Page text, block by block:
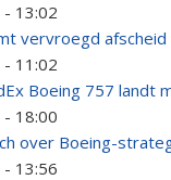
13:02
vervroegd afscheid
11:02
Boeing 757 landt
18:00
over Boeing-
13:56